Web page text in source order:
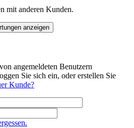
mit anderen Kunden.
anzeigen
angemeldeten Benutzern
Sie sich ein, oder erstellen Sie
Kunde?